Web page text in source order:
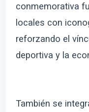
conmemorativa
locales con
reforzando el
deportiva y la
También se